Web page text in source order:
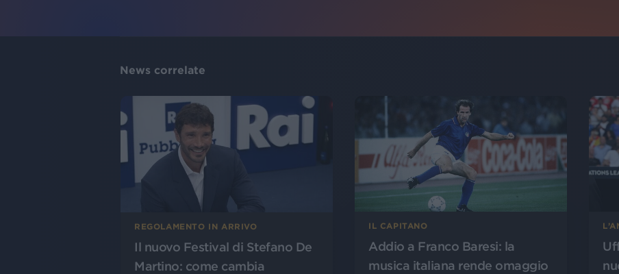
News correlate
REGOLAMENTO IN ARRIVO
Il nuovo Festival di Stefano De
Martino: come cambia
IL CAPITANO
Addio a Franco Baresi: la
musica italiana rende omaggio